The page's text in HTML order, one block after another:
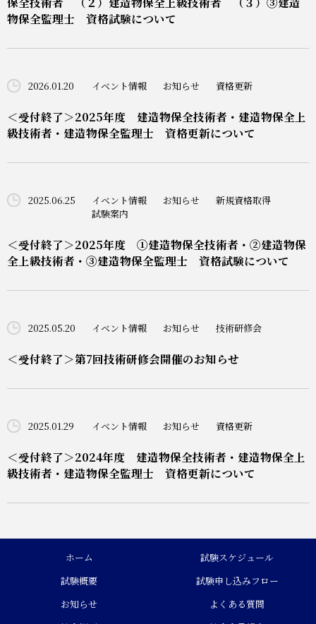
物保全監理士 資格試験について
2026.01.20 イベント情報 お知らせ 資格更新
＜受付終了＞2025年度 建造物保全技術者・建造物保全上
級技術者・建造物保全監理士 資格更新について
2025.06.25 イベント情報 お知らせ
新規資格取得
試験案内
＜受付終了＞2025年度 ①建造物保全技術者・②建造物保
全上級技術者・③建造物保全監理士 資格試験について
2025.05.20 イベント情報 お知らせ 技術研修会
＜受付終了＞第7回技術研修会開催のお知らせ
2025.01.29 イベント情報 お知らせ 資格更新
＜受付終了＞2024年度 建造物保全技術者・建造物保全上
級技術者・建造物保全監理士 資格更新について
ホーム
試験スケジュール
試験概要
試験申し込みフロー
お知らせ
よくある質問